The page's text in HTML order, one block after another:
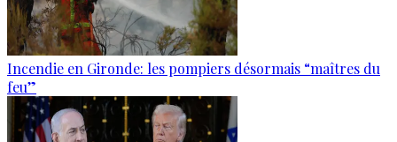
Incendie en Gironde: les pompiers désormais “maîtres du
feu”